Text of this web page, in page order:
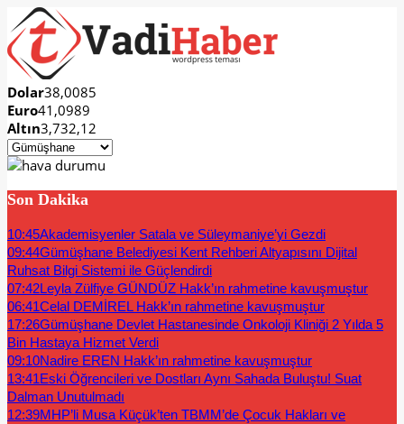
Dolar38,0085
Euro41,0989
Altın3,732,12
Son Dakika
10:45Akademisyenler Satala ve Süleymaniye’yi Gezdi
09:44Gümüşhane Belediyesi Kent Rehberi Altyapısını Dijital
Ruhsat Bilgi Sistemi ile Güçlendirdi
07:42Leyla Zülfiye GÜNDÜZ Hakk’ın rahmetine kavuşmuştur
06:41Celal DEMİREL Hakk’ın rahmetine kavuşmuştur
17:26Gümüşhane Devlet Hastanesinde Onkoloji Kliniği 2 Yılda 5
Bin Hastaya Hizmet Verdi
09:10Nadire EREN Hakk’ın rahmetine kavuşmuştur
13:41Eski Öğrencileri ve Dostları Aynı Sahada Buluştu! Suat
Dalman Unutulmadı
12:39MHP’li Musa Küçük’ten TBMM’de Çocuk Hakları ve